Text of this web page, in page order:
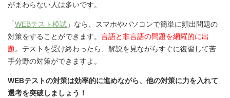
がまわらない人は多いです。
「WEBテスト模試 」なら、スマホやパソコンで簡単に頻出問題の
対策をすることができます。 言語と非言語の問題を網羅的に出
題。テストを受け終わったら、解説を見ながらすぐに復習して苦
手分野の対策ができますよ。
WEBテストの対策は効率的に進めながら、他の対策に力を入れて
選考を突破しましょう！